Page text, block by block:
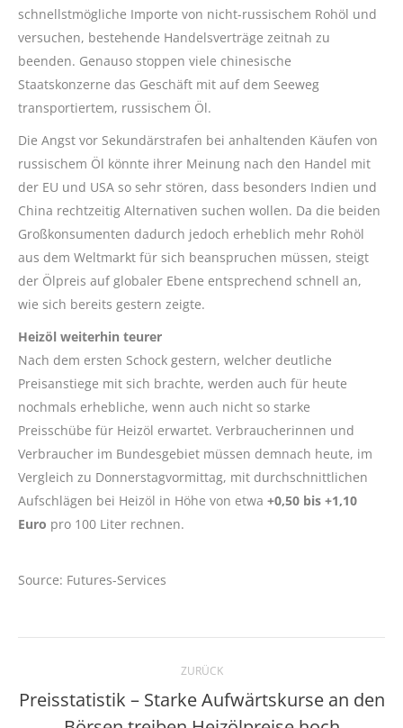
schnellstmögliche Importe von nicht-russischem Rohöl und
versuchen, bestehende Handelsverträge zeitnah zu
beenden. Genauso stoppen viele chinesische
Staatskonzerne das Geschäft mit auf dem Seeweg
transportiertem, russischem Öl.
Die Angst vor Sekundärstrafen bei anhaltenden Käufen von
russischem Öl könnte ihrer Meinung nach den Handel mit
der EU und USA so sehr stören, dass besonders Indien und
China rechtzeitig Alternativen suchen wollen. Da die beiden
Großkonsumenten dadurch jedoch erheblich mehr Rohöl
aus dem Weltmarkt für sich beanspruchen müssen, steigt
der Ölpreis auf globaler Ebene entsprechend schnell an,
wie sich bereits gestern zeigte.
Heizöl weiterhin teurer
Nach dem ersten Schock gestern, welcher deutliche
Preisanstiege mit sich brachte, werden auch für heute
nochmals erhebliche, wenn auch nicht so starke
Preisschübe für Heizöl erwartet. Verbraucherinnen und
Verbraucher im Bundesgebiet müssen demnach heute, im
Vergleich zu Donnerstagvormittag, mit durchschnittlichen
Aufschlägen bei Heizöl in Höhe von etwa +0,50 bis +1,10
Euro pro 100 Liter rechnen.
Source: Futures-Services
Kommentarnavigation
ZURÜCK
Vorheriger
Preisstatistik – Starke Aufwärtskurse an den